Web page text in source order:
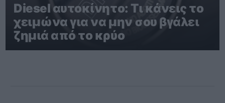
Diesel αυτοκίνητο: Τι κάνεις το
χειμώνα για να μην σου βγάλει
ζημιά από το κρύο